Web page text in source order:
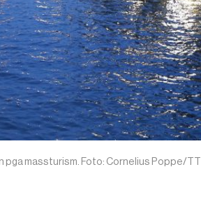
pga massturism. Foto: Cornelius Poppe/TT